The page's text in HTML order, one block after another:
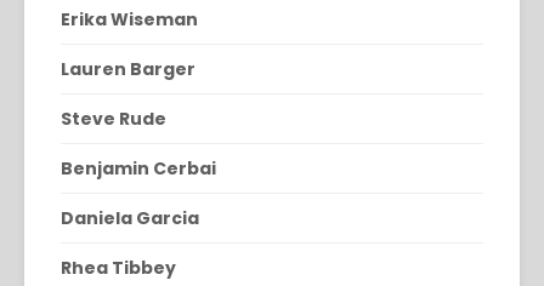
Erika Wiseman
Lauren Barger
Steve Rude
Benjamin Cerbai
Daniela Garcia
Rhea Tibbey